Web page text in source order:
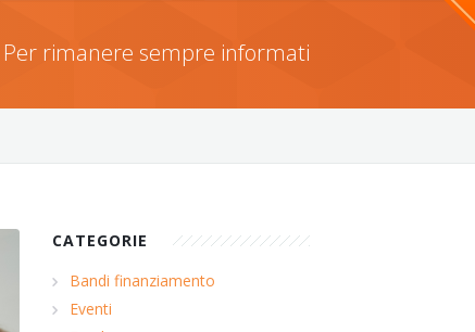
Per rimanere sempre informati
CATEGORIE
Bandi finanziamento
Eventi